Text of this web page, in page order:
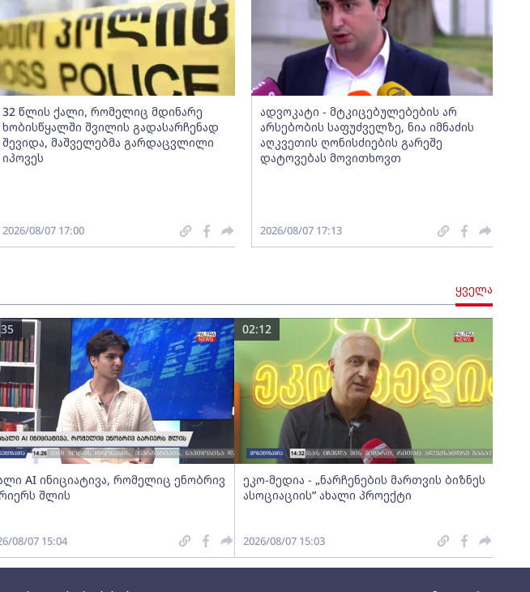
32 წლის ქალი, რომელიც მდინარე
ხობისწყალში შვილის გადასარჩენად
შევიდა, მაშველებმა გარდაცვლილი
იპოვეს
2026/08/07 17:00
ადვოკატი - მტკიცებულებების არ
არსებობის საფუძველზე, ნია იმნაძის
აღკვეთის ღონისძიების გარეშე
დატოვებას მოვითხოვთ
2026/08/07 17:13
ყველა
AI ინიციატივა, რომელიც ენობრივ
შლის
08/07 15:04
ეკო-მედია - „ნარჩენების მართვის ბიზნეს
ასოციაციის” ახალი პროექტი
02:12
2026/08/07 15:03